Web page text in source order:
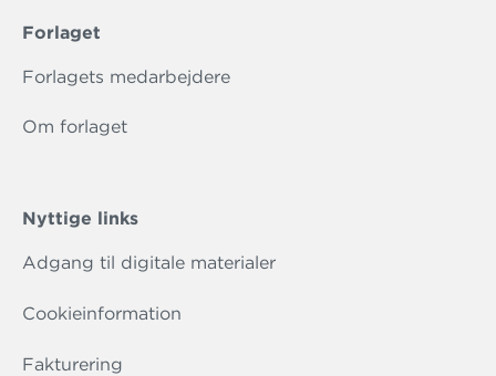
Forlaget
Forlagets medarbejdere
Om forlaget
Nyttige links
Adgang til digitale materialer
Cookieinformation
Fakturering